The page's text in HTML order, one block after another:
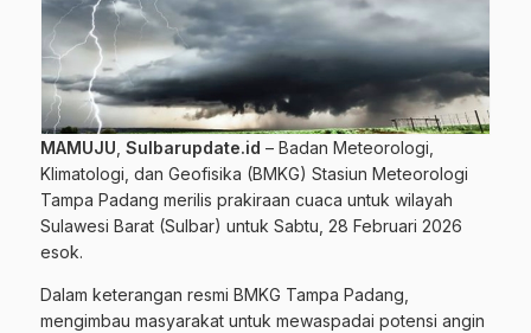
MAMUJU Sulbarupdate.id – Badan Meteorologi,
Klimatologi, dan Geofisika (BMKG) Stasiun Meteorologi
Tampa Padang merilis prakiraan cuaca untuk wilayah
Sulawesi Barat (Sulbar) untuk Sabtu, 28 Februari 2026
esok.
Dalam keterangan resmi BMKG Tampa Padang,
mengimbau masyarakat untuk mewaspadai potensi angin